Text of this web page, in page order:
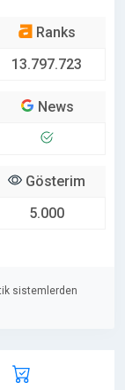
Ranks
13.797.723
News
Gösterim
5.000
sistemlerden